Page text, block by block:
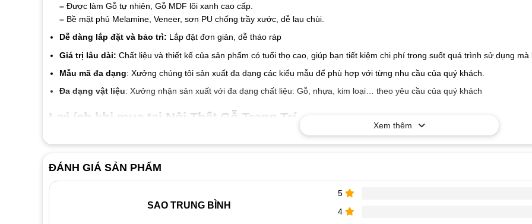
–Được làm Gỗ tự nhiên, Gỗ MDF lõi xanh cao cấp.
–Bề mặt phủ Melamine, Veneer, sơn PU chống trầy xước, dễ lau chùi.
Dễ dàng lắp đặt và bảo trì: Lắp đặt đơn giản, dễ tháo ráp
Giá trị lâu dài: Chất liệu và thiết kế của sản phẩm có tuổi thọ cao, giúp bạn tiết kiệm chi phí trong suốt quá trình sử dụng
Mẫu mã đa dạng: Xưởng chúng tôi sản xuất đa dạng các kiểu mẫu để phù hợp với từng nhu cầu của quý khách.
Đa dạng vật liệu: Xưởng nhận sản xuất với đa dạng chất liệu: Gỗ, nhựa, kim loại… theo yêu cầu của quý khách
Lợi ích khi mua tại Nội Thất Gỗ Trang Trí
để được tư vấn và nhận báo giá tốt nhất!
Xem thêm
ĐÁNH GIÁ SẢN PHẨM
SAO TRUNG BÌNH
5
4